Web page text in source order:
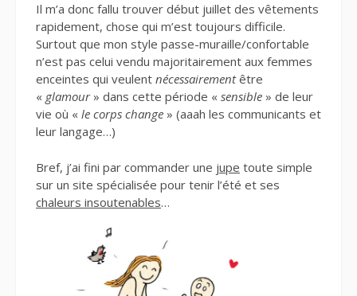
Il m’a donc fallu trouver début juillet des vêtements
rapidement, chose qui m’est toujours difficile.
Surtout que mon style passe-muraille/confortable
n’est pas celui vendu majoritairement aux femmes
enceintes qui veulent nécessairementêtre
« glamour» dans cette période « sensible » de leur
vie où « le corps change » (aaah les communicants et
leur langage…)
Bref, j’ai fini par commander une jupe toute simple
sur un site spécialisée pour tenir l’été et ses
chaleurs insoutenables…